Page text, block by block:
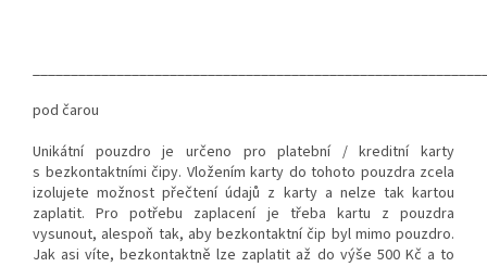
pod čarou
Unikátní pouzdro je určeno pro platební / kreditní karty
s bezkontaktními čipy. Vložením karty do tohoto pouzdra zcela
izolujete možnost přečtení údajů z karty a nelze tak kartou
zaplatit. Pro potřebu zaplacení je třeba kartu z pouzdra
vysunout, alespoň tak, aby bezkontaktní čip byl mimo pouzdro.
Jak asi víte, bezkontaktně lze zaplatit až do výše 500 Kč a to